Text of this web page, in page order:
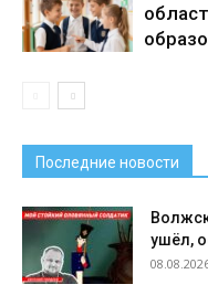
Последние новости
ушёл,